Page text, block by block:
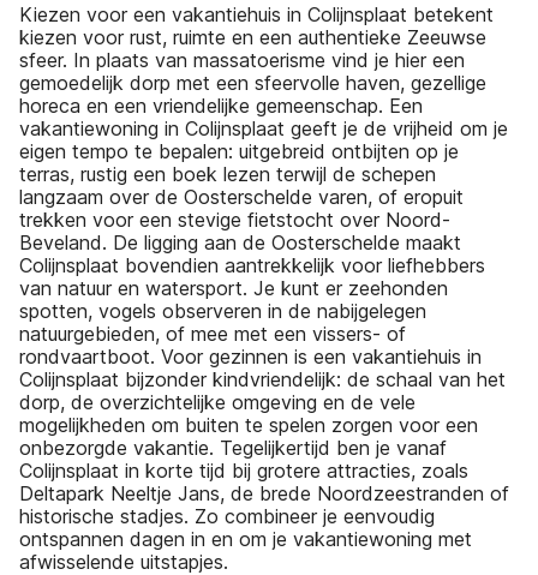
Kiezen voor een vakantiehuis in Colijnsplaat betekent
kiezen voor rust, ruimte en een authentieke Zeeuwse
sfeer. In plaats van massatoerisme vind je hier een
gemoedelijk dorp met een sfeervolle haven, gezellige
horeca en een vriendelijke gemeenschap. Een
vakantiewoning in Colijnsplaat geeft je de vrijheid om je
eigen tempo te bepalen: uitgebreid ontbijten op je
terras, rustig een boek lezen terwijl de schepen
langzaam over de Oosterschelde varen, of eropuit
trekken voor een stevige fietstocht over Noord-
Beveland. De ligging aan de Oosterschelde maakt
Colijnsplaat bovendien aantrekkelijk voor liefhebbers
van natuur en watersport. Je kunt er zeehonden
spotten, vogels observeren in de nabijgelegen
natuurgebieden, of mee met een vissers- of
rondvaartboot. Voor gezinnen is een vakantiehuis in
Colijnsplaat bijzonder kindvriendelijk: de schaal van het
dorp, de overzichtelijke omgeving en de vele
mogelijkheden om buiten te spelen zorgen voor een
onbezorgde vakantie. Tegelijkertijd ben je vanaf
Colijnsplaat in korte tijd bij grotere attracties, zoals
Deltapark Neeltje Jans, de brede Noordzeestranden of
historische stadjes. Zo combineer je eenvoudig
ontspannen dagen in en om je vakantiewoning met
afwisselende uitstapjes.